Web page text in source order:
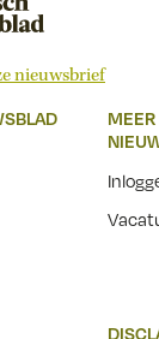
nieuwsbrief